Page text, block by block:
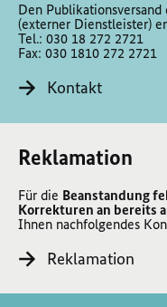
Den
(externer Dienstleister)
Tel.: 030 18 272 2721
Fax: 030 1810 272 2721
Kontakt
Reklamation
Für die Beanstandung
Korrekturen an bereits
Ihnen nachfolgendes
Reklamation